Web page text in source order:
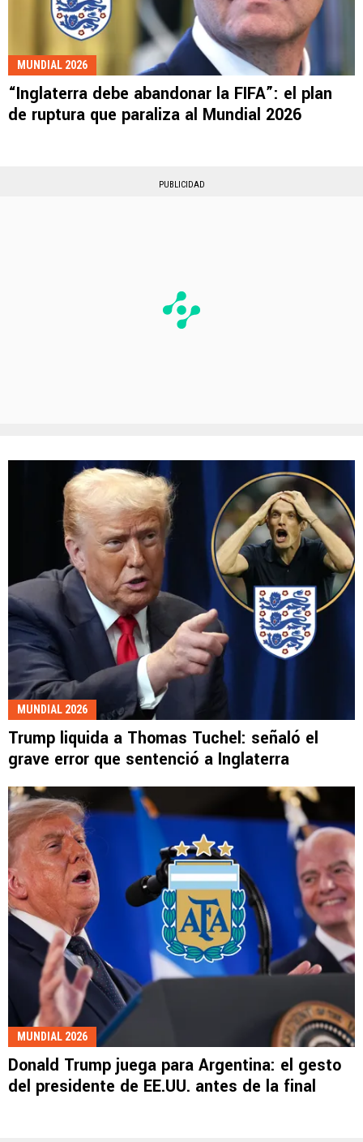
MUNDIAL 2026
“Inglaterra debe abandonar la FIFA”: el plan
de ruptura que paraliza al Mundial 2026
PUBLICIDAD
MUNDIAL 2026
Trump liquida a Thomas Tuchel: señaló el
grave error que sentenció a Inglaterra
MUNDIAL 2026
Donald Trump juega para Argentina: el gesto
del presidente de EE.UU. antes de la final